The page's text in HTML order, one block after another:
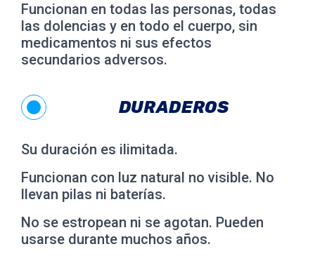
Funcionan en todas las personas, todas
las dolencias y en todo el cuerpo, sin
medicamentos ni sus efectos
secundarios adversos.
DURADEROS
Su duración es ilimitada.
Funcionan con luz natural no visible. No
llevan pilas ni baterías.
No se estropean ni se agotan. Pueden
usarse durante muchos años.